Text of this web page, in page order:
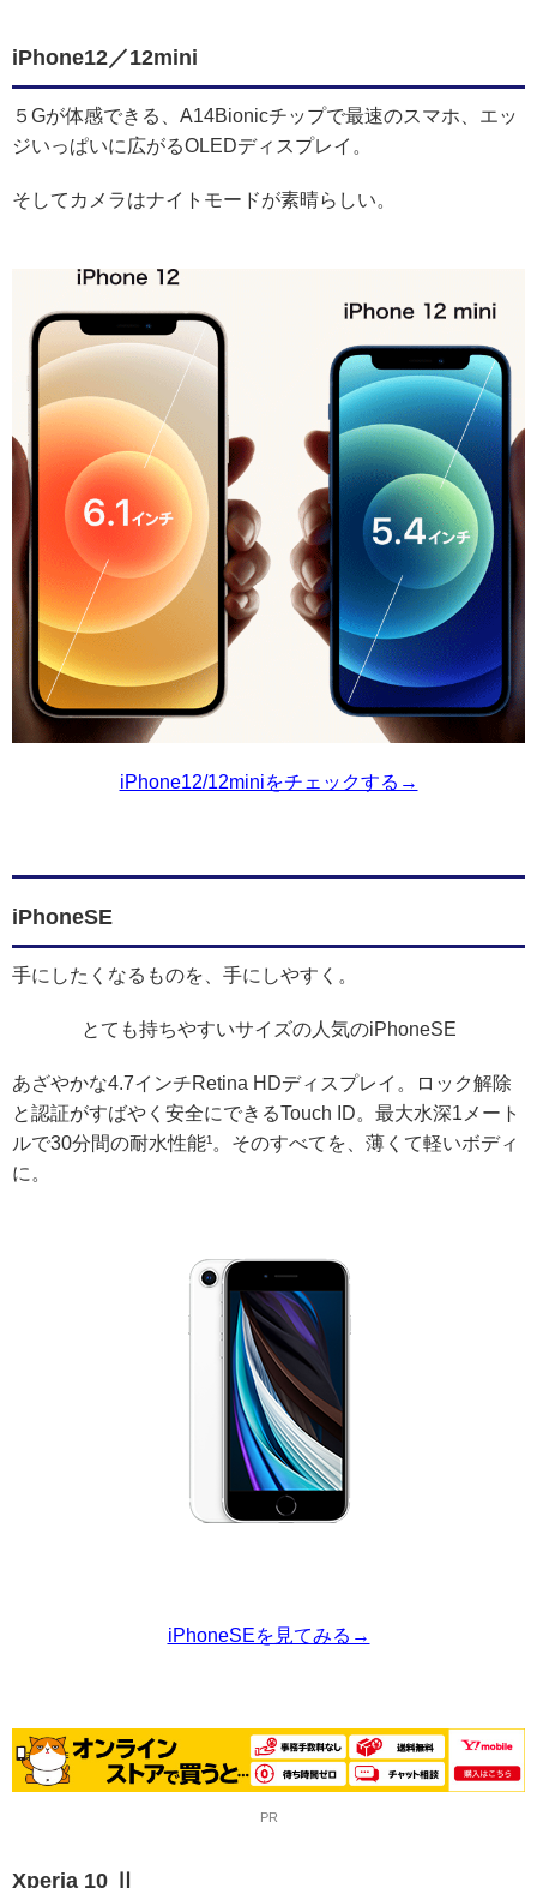
iPhone12／12mini
５Gが体感できる、A14Bionicチップで最速のスマホ、エッ
ジいっぱいに広がるOLEDディスプレイ。
そしてカメラはナイトモードが素晴らしい。
iPhone12/12miniをチェックする→
iPhoneSE
手にしたくなるものを、手にしやすく。
とても持ちやすいサイズの人気のiPhoneSE
あざやかな4.7インチRetina HDディスプレイ。ロック解除
と認証がすばやく安全にできるTouch ID。最大水深1メート
ルで30分間の耐水性能¹。そのすべてを、薄くて軽いボディ
に。
iPhoneSEを見てみる→
PR
Xperia 10 Ⅱ